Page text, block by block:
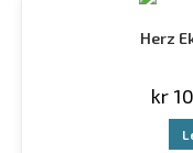
Herz
kr